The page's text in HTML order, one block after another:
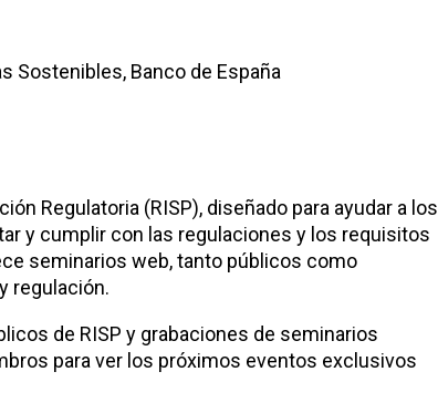
Sostenibles, Banco de España
Regulatoria (RISP), diseñado para ayudar a los
y cumplir con las regulaciones y los requisitos
seminarios web, tanto públicos como
regulación.
de RISP y grabaciones de seminarios
para ver los próximos eventos exclusivos